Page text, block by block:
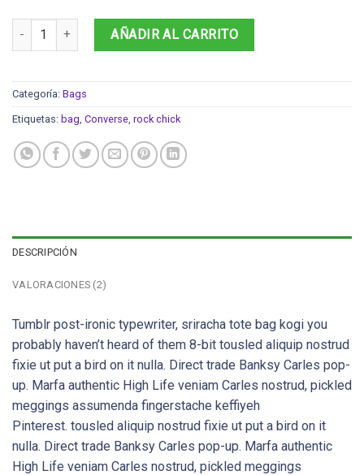
Small Fortune Bag Converse cantidad
AÑADIR AL CARRITO
Categoría: Bags
Etiquetas: bag Converse rock chick
DESCRIPCIÓN
VALORACIONES (2)
Tumblr post-ironic typewriter, sriracha tote bag kogi you
probably haven’t heard of them 8-bit tousled aliquip nostrud
fixie ut put a bird on it nulla. Direct trade Banksy Carles pop-
up. Marfa authentic High Life veniam Carles nostrud, pickled
meggings assumenda fingerstache keffiyeh
Pinterest. tousled aliquip nostrud fixie ut put a bird on it
nulla. Direct trade Banksy Carles pop-up. Marfa authentic
High Life veniam Carles nostrud, pickled meggings